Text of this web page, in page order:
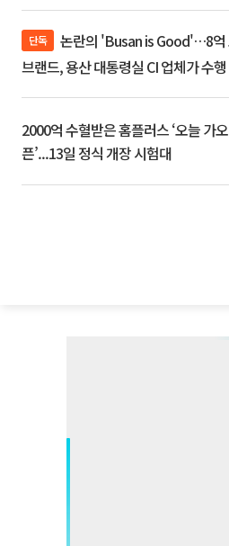
단독
브랜드, 용산 대통령실 CI 업체가 수행
2000억 수혈받은 홈플러스 ‘오늘 가오
픈’...13일 정식 개장 시험대